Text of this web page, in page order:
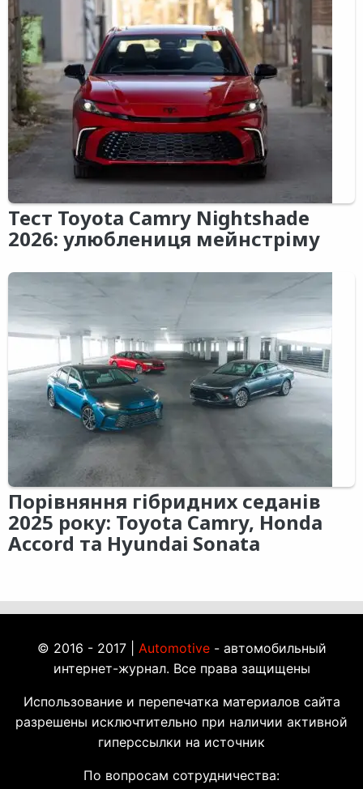
Тест Toyota Camry Nightshade
2026: улюблениця мейнстріму
Порівняння гібридних седанів
2025 року: Toyota Camry, Honda
Accord та Hyundai Sonata
© 2016 - 2017 | Automotive- автомобильный
интернет-журнал. Все права защищены
Использование и перепечатка материалов сайта
разрешены исключтительно при наличии активной
гиперссылки на источник
По вопросам сотрудничества: